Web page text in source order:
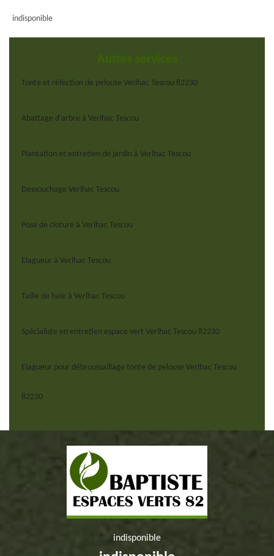
indisponible
Autres services
Tonte et réfection de pelouse Verlhac Tescou 82230
Abattage d'arbre à Verlhac Tescou
Plantation et entretien de jardin à Verlhac Tescou
Dessouchage Verlhac Tescou
Pose de cloture à Verlhac Tescou
Elagueur à Verlhac Tescou
Taille de haie à Verlhac Tescou
Spécialiste en entretien espace vert Verlhac Tescou 82230
Elagueur pour débroussaillage tonte de pelouse Verlhac Tescou
82230
indisponible